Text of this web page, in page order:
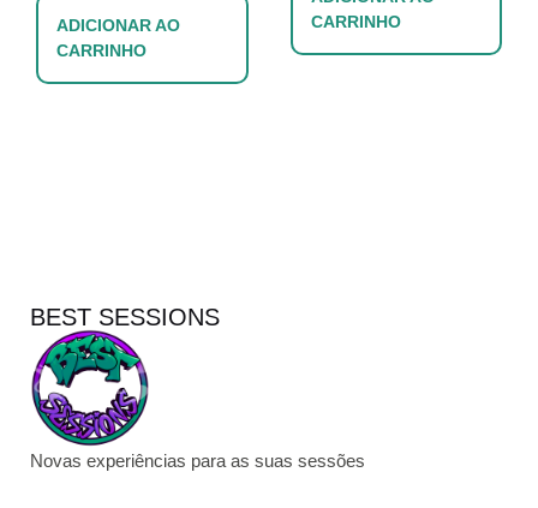
ADICIONAR AO
CARRINHO
CARRINHO
BEST SESSIONS
Novas experiências para as suas sessões